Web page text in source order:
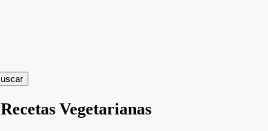
Recetas Vegetarianas